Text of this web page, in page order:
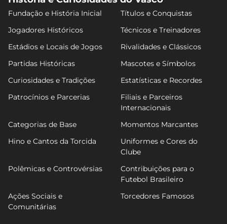
Fundação e História Inicial
Títulos e Conquistas
Jogadores Históricos
Técnicos e Treinadores
Estádios e Locais de Jogos
Rivalidades e Clássicos
Partidas Históricas
Mascotes e Símbolos
Curiosidades e Tradições
Estatísticas e Recordes
Patrocínios e Parcerias
Filiais e Parceiros
Internacionais
Categorias de Base
Momentos Marcantes
Hino e Cantos da Torcida
Uniformes e Cores do
Clube
Polêmicas e Controvérsias
Contribuições para o
Futebol Brasileiro
Ações Sociais e
Comunitárias
Torcedores Famosos